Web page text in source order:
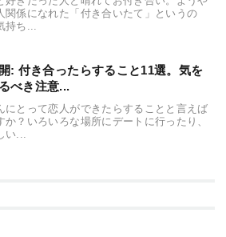
関係になれた「付き合いたて」というの
持ち...
: 付き合ったらすること11選。気を
べき注意...
にとって恋人ができたらすることと言えば
か？いろいろな場所にデートに行ったり、
い...